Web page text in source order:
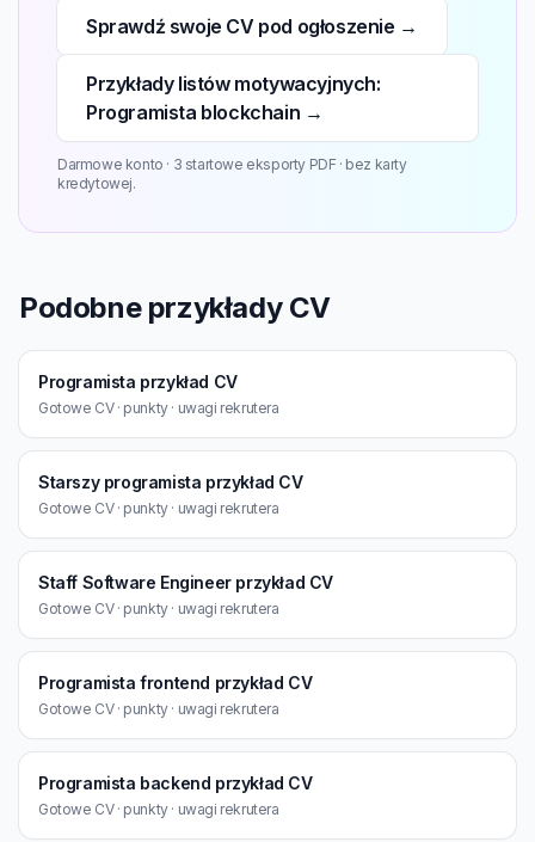
Sprawdź swoje CV pod ogłoszenie →
Przykłady listów motywacyjnych:
Programista blockchain →
Darmowe konto · 3 startowe eksporty PDF · bez karty
kredytowej.
Podobne przykłady CV
Programista przykład CV
Gotowe CV · punkty · uwagi rekrutera
Starszy programista przykład CV
Gotowe CV · punkty · uwagi rekrutera
Staff Software Engineer przykład CV
Gotowe CV · punkty · uwagi rekrutera
Programista frontend przykład CV
Gotowe CV · punkty · uwagi rekrutera
Programista backend przykład CV
Gotowe CV · punkty · uwagi rekrutera